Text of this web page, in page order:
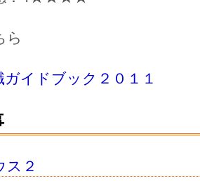
ら
ガイドブック２０１１
ス２